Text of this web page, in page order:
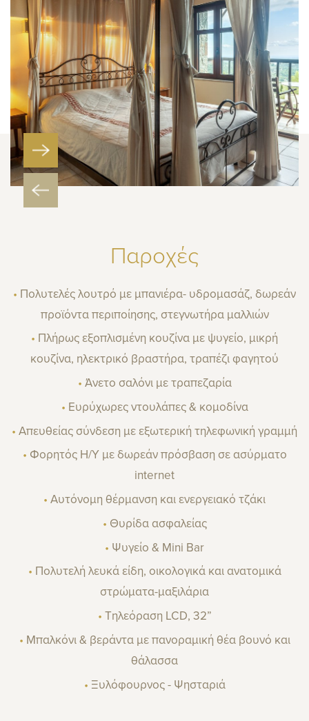
Παροχές
• Πολυτελές λουτρό με μπανιέρα- υδρομασάζ, δωρεάν
προϊόντα περιποίησης, στεγνωτήρα μαλλιών
• Πλήρως εξοπλισμένη κουζίνα με ψυγείο, μικρή
κουζίνα, ηλεκτρικό βραστήρα, τραπέζι φαγητού
• Άνετο σαλόνι με τραπεζαρία
• Ευρύχωρες ντουλάπες & κομοδίνα
• Απευθείας σύνδεση με εξωτερική τηλεφωνική γραμμή
• Φορητός Η/Υ με δωρεάν πρόσβαση σε ασύρματο
internet
• Αυτόνομη θέρμανση και ενεργειακό τζάκι
• Θυρίδα ασφαλείας
• Ψυγείο & Mini Bar
• Πολυτελή λευκά είδη, οικολογικά και ανατομικά
στρώματα-μαξιλάρια
• Τηλεόραση LCD, 32”
• Μπαλκόνι & βεράντα με πανοραμική θέα βουνό και
θάλασσα
• Ξυλόφουρνος - Ψησταριά